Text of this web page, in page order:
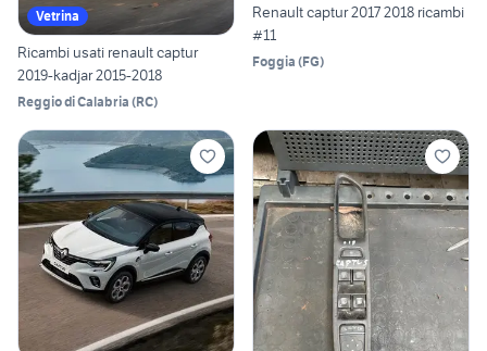
Vetrina
Ricambi usati renault captur
2019-kadjar 2015-2018
Reggio di Calabria (RC)
Renault captur 2017 2018 ricambi
#11
Foggia (FG)